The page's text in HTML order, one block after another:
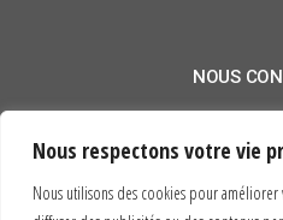
Nous respectons votre vie
Nous utilisons des cookies pour
NOUS